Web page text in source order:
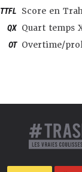
TTFL Score en
QX Quart temps
OT Overtime/